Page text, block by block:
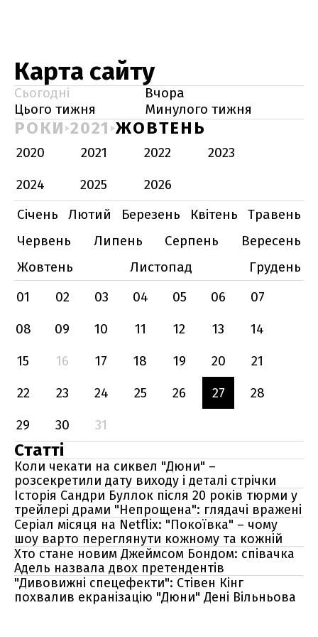
Карта сайту
Сьогодні
Вчора
Цього тижня
Минулого тижня
РОКИ 2021 ЖОВТЕНЬ
2020 2021 2022
2023
2024
2025
2026
Січень
Лютий Березень Квітень
Травень
Червень
Липень Серпень
Вересень
Жовтень
Листопад
Грудень
01
02 03 04 05 06
07
08
09 10 11 12 13
14
15
16 17 18 19 20
21
22
23 24 25 26 27
28
29
30 31
Статті
Коли чекати на сиквел "Дюни" –
розсекретили дату виходу і деталі стрічки
Історія Сандри Буллок після 20 років тюрми у
трейлері драми "Непрощена": глядачі вражені
Серіал місяця на Netflix: "Покоївка" – чому
шоу варто переглянути кожному та кожній
Хто стане новим Джеймсом Бондом: співачка
Адель назвала двох претендентів
"Дивовижні спецефекти": Стівен Кінг
похвалив екранізацію "Дюни" Дені Вільньова